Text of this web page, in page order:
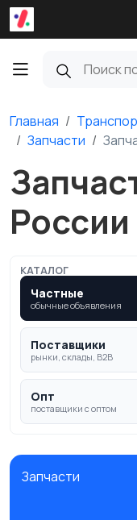
Главная
Запчасти
России
КАТАЛОГ
Частные
обычные объявления
Поставщики
рынки, склады, B2B
Опт
поставщики с оптом
Запчасти